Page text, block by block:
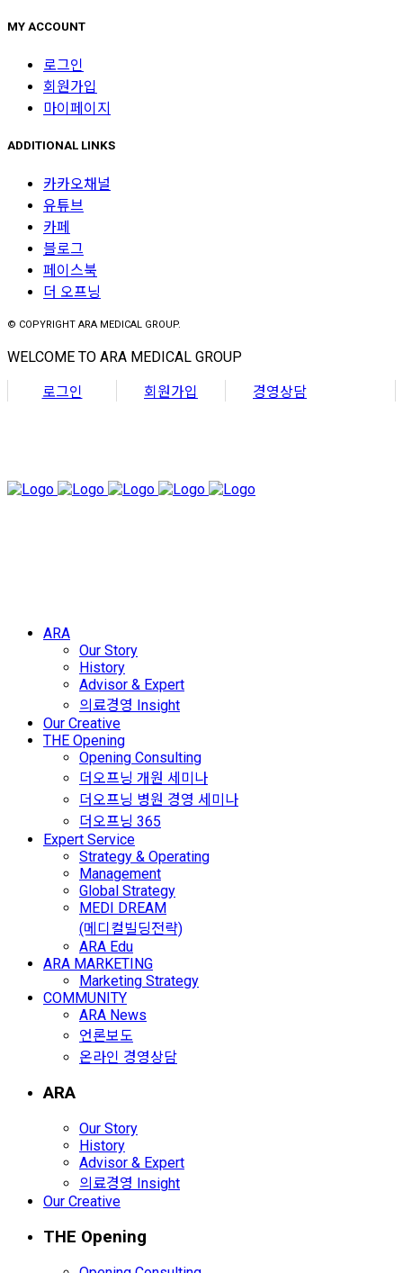
MY ACCOUNT
로그인
회원가입
마이페이지
ADDITIONAL LINKS
카카오채널
유튜브
카페
블로그
페이스북
더 오프닝
© COPYRIGHT ARA MEDICAL GROUP.
WELCOME TO ARA MEDICAL GROUP
로그인 회원가입 경영상담
ARA
Our Story
History
Advisor & Expert
의료경영 Insight
Our Creative
THE Opening
Opening Consulting
더오프닝 개원 세미나
더오프닝 병원 경영 세미나
더오프닝 365
Expert Service
Strategy & Operating
Management
Global Strategy
MEDI DREAM
(메디컬빌딩전략)
ARA Edu
ARA MARKETING
Marketing Strategy
COMMUNITY
ARA News
언론보도
온라인 경영상담
ARA
Our Story
History
Advisor & Expert
의료경영 Insight
Our Creative
THE Opening